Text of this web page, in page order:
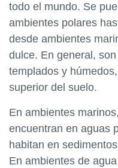
todo el mundo. Se
ambientes polares
desde ambientes
dulce. En general,
templados y
superior del suelo.
En ambientes
encuentran en aguas
habitan en
En ambientes de